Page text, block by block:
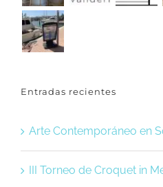
Entradas recientes
Arte Contemporáneo en
III Torneo de Croquet in